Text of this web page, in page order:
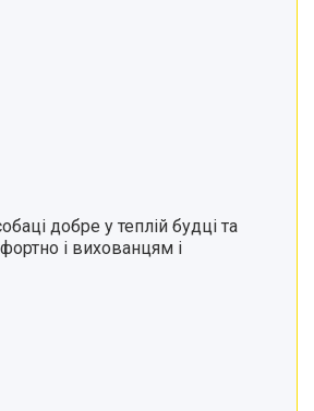
добре у теплій будці та
і вихованцям і